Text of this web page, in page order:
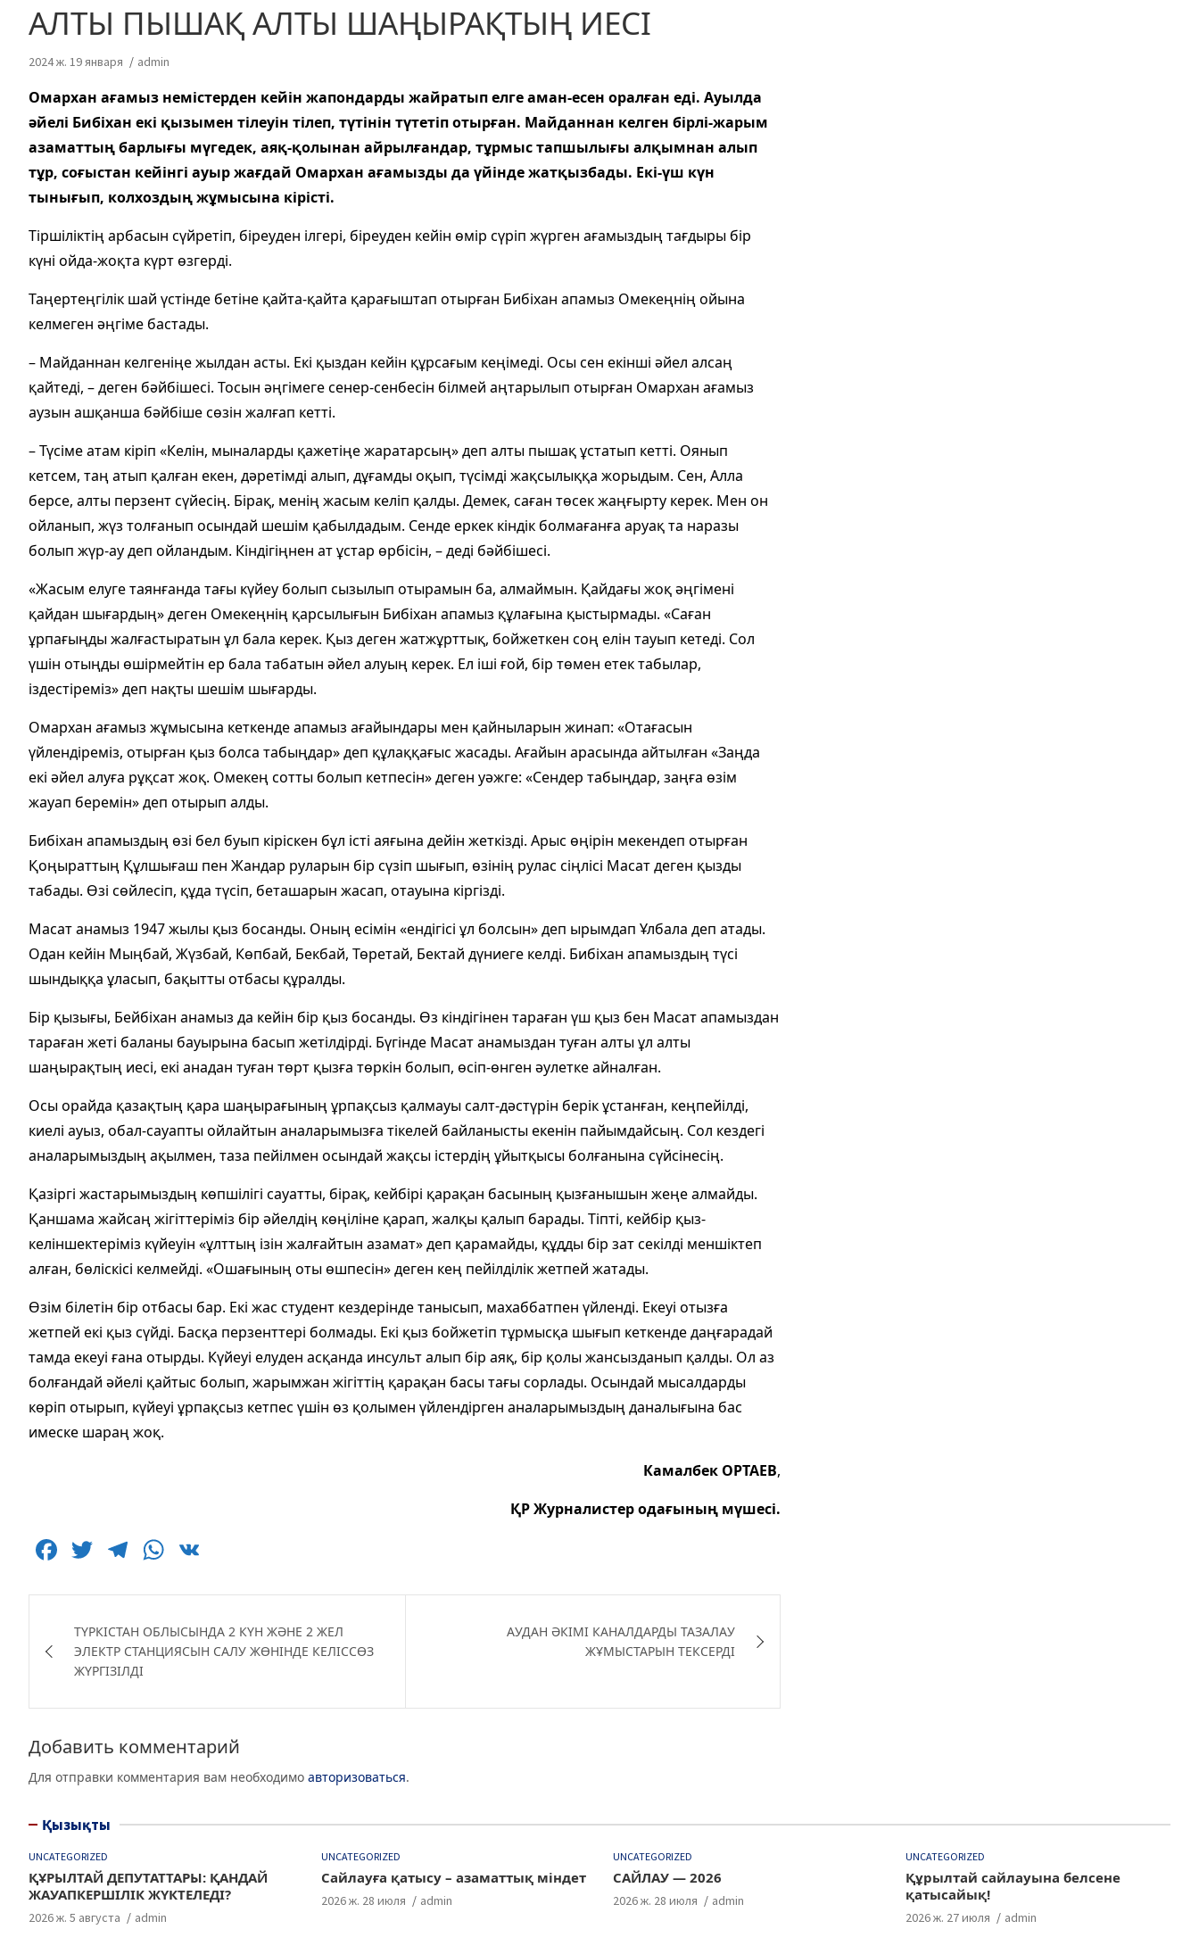
АЛТЫ ПЫШАҚ АЛТЫ ШАҢЫРАҚТЫҢ ИЕСІ
2024 ж. 19 января admin
Омархан ағамыз немістерден кейін жапондарды жайратып елге аман-есен оралған еді. Ауылда
әйелі Бибіхан екі қызымен тілеуін тілеп, түтінін түтетіп отырған. Майданнан келген бірлі-жарым
азаматтың барлығы мүгедек, аяқ-қолынан айрылғандар, тұрмыс тапшылығы алқымнан алып
тұр, соғыстан кейінгі ауыр жағдай Омархан ағамызды да үйінде жатқызбады. Екі-үш күн
тынығып, колхоздың жұмысына кірісті.
Тіршіліктің арбасын сүйретіп, біреуден ілгері, біреуден кейін өмір сүріп жүрген ағамыздың тағдыры бір
күні ойда-жоқта күрт өзгерді.
Таңертеңгілік шай үстінде бетіне қайта-қайта қарағыштап отырған Бибіхан апамыз Омекеңнің ойына
келмеген әңгіме бастады.
– Майданнан келгеніңе жылдан асты. Екі қыздан кейін құрсағым кеңімеді. Осы сен екінші әйел алсаң
қайтеді, – деген бәйбішесі. Тосын әңгімеге сенер-сенбесін білмей аңтарылып отырған Омархан ағамыз
аузын ашқанша бәйбіше сөзін жалғап кетті.
– Түсіме атам кіріп «Келін, мыналарды қажетіңе жаратарсың» деп алты пышақ ұстатып кетті. Оянып
кетсем, таң атып қалған екен, дәретімді алып, дұғамды оқып, түсімді жақсылыққа жорыдым. Сен, Алла
берсе, алты перзент сүйесің. Бірақ, менің жасым келіп қалды. Демек, саған төсек жаңғырту керек. Мен он
ойланып, жүз толғанып осындай шешім қабылдадым. Сенде еркек кіндік болмағанға аруақ та наразы
болып жүр-ау деп ойландым. Кіндігіңнен ат ұстар өрбісін, – деді бәйбішесі.
«Жасым елуге таянғанда тағы күйеу болып сызылып отырамын ба, алмаймын. Қайдағы жоқ әңгімені
қайдан шығардың» деген Омекеңнің қарсылығын Бибіхан апамыз құлағына қыстырмады. «Саған
ұрпағыңды жалғастыратын ұл бала керек. Қыз деген жатжұрттық, бойжеткен соң елін тауып кетеді. Сол
үшін отыңды өшірмейтін ер бала табатын әйел алуың керек. Ел іші ғой, бір төмен етек табылар,
іздестіреміз» деп нақты шешім шығарды.
Омархан ағамыз жұмысына кеткенде апамыз ағайындары мен қайныларын жинап: «Отағасын
үйлендіреміз, отырған қыз болса табыңдар» деп құлаққағыс жасады. Ағайын арасында айтылған «Заңда
екі әйел алуға рұқсат жоқ. Омекең сотты болып кетпесін» деген уәжге: «Сендер табыңдар, заңға өзім
жауап беремін» деп отырып алды.
Бибіхан апамыздың өзі бел буып кіріскен бұл істі аяғына дейін жеткізді. Арыс өңірін мекендеп отырған
Қоңыраттың Құлшығаш пен Жандар руларын бір сүзіп шығып, өзінің рулас сіңлісі Масат деген қызды
табады. Өзі сөйлесіп, құда түсіп, беташарын жасап, отауына кіргізді.
Масат анамыз 1947 жылы қыз босанды. Оның есімін «ендігісі ұл болсын» деп ырымдап Ұлбала деп атады.
Одан кейін Мыңбай, Жүзбай, Көпбай, Бекбай, Төретай, Бектай дүниеге келді. Бибіхан апамыздың түсі
шындыққа ұласып, бақытты отбасы құралды.
Бір қызығы, Бейбіхан анамыз да кейін бір қыз босанды. Өз кіндігінен тараған үш қыз бен Масат апамыздан
тараған жеті баланы бауырына басып жетілдірді. Бүгінде Масат анамыздан туған алты ұл алты
шаңырақтың иесі, екі анадан туған төрт қызға төркін болып, өсіп-өнген әулетке айналған.
Осы орайда қазақтың қара шаңырағының ұрпақсыз қалмауы салт-дәстүрін берік ұстанған, кеңпейілді,
киелі ауыз, обал-сауапты ойлайтын аналарымызға тікелей байланысты екенін пайымдайсың. Сол кездегі
аналарымыздың ақылмен, таза пейілмен осындай жақсы істердің ұйытқысы болғанына сүйсінесің.
Қазіргі жастарымыздың көпшілігі сауатты, бірақ, кейбірі қарақан басының қызғанышын жеңе алмайды.
Қаншама жайсаң жігіттеріміз бір әйелдің көңіліне қарап, жалқы қалып барады. Тіпті, кейбір қыз-
келіншектеріміз күйеуін «ұлттың ізін жалғайтын азамат» деп қарамайды, құдды бір зат секілді меншіктеп
алған, бөліскісі келмейді. «Ошағының оты өшпесін» деген кең пейілділік жетпей жатады.
Өзім білетін бір отбасы бар. Екі жас студент кездерінде танысып, махаббатпен үйленді. Екеуі отызға
жетпей екі қыз сүйді. Басқа перзенттері болмады. Екі қыз бойжетіп тұрмысқа шығып кеткенде даңғарадай
тамда екеуі ғана отырды. Күйеуі елуден асқанда инсульт алып бір аяқ, бір қолы жансызданып қалды. Ол аз
болғандай әйелі қайтыс болып, жарымжан жігіттің қарақан басы тағы сорлады. Осындай мысалдарды
көріп отырып, күйеуі ұрпақсыз кетпес үшін өз қолымен үйлендірген аналарымыздың даналығына бас
имеске шараң жоқ.
Камалбек ОРТАЕВ,
ҚР Журналистер одағының мүшесі.
F
c
e
b
o
k
T
itt
er
T
e
g
ra
W
at
s
A
p
по
записям
ТҮРКІСТАН ОБЛЫСЫНДА 2 КҮН ЖӘНЕ 2 ЖЕЛ
ЭЛЕКТР СТАНЦИЯСЫН САЛУ ЖӨНІНДЕ КЕЛІССӨЗ
ЖҮРГІЗІЛДІ
АУДАН ӘКІМІ КАНАЛДАРДЫ ТАЗАЛАУ
ЖҰМЫСТАРЫН ТЕКСЕРДІ
Добавить комментарий
Для отправки комментария вам необходимо авторизоваться.
Қызықты
UNCATEGORIZED
ҚҰРЫЛТАЙ ДЕПУТАТТАРЫ: ҚАНДАЙ
ЖАУАПКЕРШІЛІК ЖҮКТЕЛЕДІ?
2026 ж. 5 августа admin
UNCATEGORIZED
Сайлауға қатысу – азаматтық міндет
2026 ж. 28 июля admin
UNCATEGORIZED
САЙЛАУ — 2026
2026 ж. 28 июля admin
UNCATEGORIZED
Құрылтай сайлауына белсене
қатысайық!
2026 ж. 27 июля admin